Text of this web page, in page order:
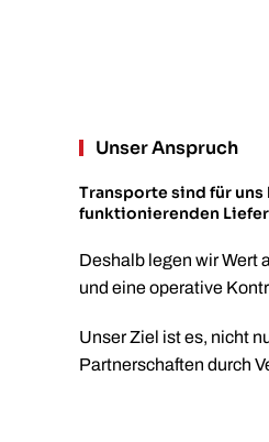
Unser Anspruch
Transporte sind für
funktionierenden
Deshalb legen wir Wert
und eine operative
Unser Ziel ist es, nicht
Partnerschaften durch